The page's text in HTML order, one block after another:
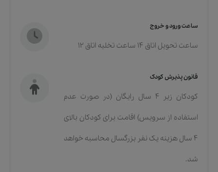
ساعت ورود و خروج
ساعت تحویل اتاق 14 ساعت تخلیه اتاق 12
قانون پذیرش کودک
کودکان زیر 4 سال رایگان (در صورت عدم
استفاده از سرویس) اقامت برای کودکان بالای
4 سال هزینه یک نفر بزرگسال محاسبه خواهد
شد.